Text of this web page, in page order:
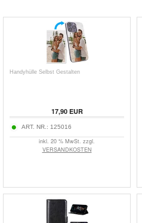
Handyhülle Selbst Gestalten
17,90EUR
ART. NR.: 125016
inkl. 20 % MwSt. zzgl.
VERSANDKOSTEN